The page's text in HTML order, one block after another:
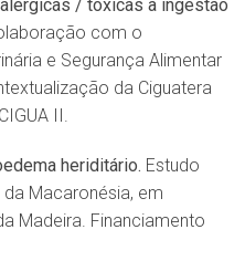
rgicas / toxicas à ingestão
com o
e Segurança Alimentar
da Ciguatera
II.
heriditário. Estudo
Macaronésia, em
Madeira. Financiamento